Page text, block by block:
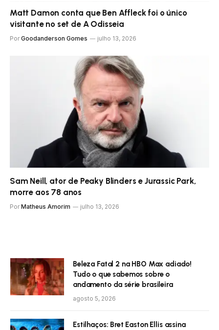
Matt Damon conta que Ben Affleck foi o único
visitante no set de A Odisseia
Por Goodanderson Gomes julho 13, 2026
Sam Neill, ator de Peaky Blinders e Jurassic Park,
morre aos 78 anos
Por Matheus Amorim julho 13, 2026
Beleza Fatal 2 na HBO Max adiado!
Tudo o que sabemos sobre o
andamento da série brasileira
agosto 5, 2026
Estilhaços: Bret Easton Ellis assina